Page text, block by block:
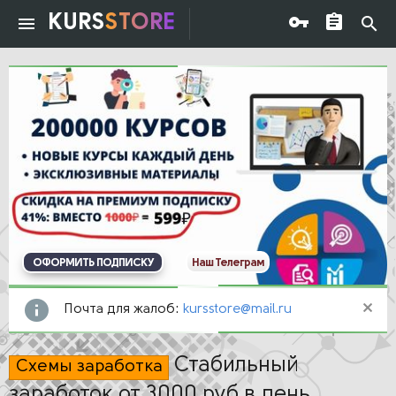
KURSSTORE
ОФОРМИТЬ ПОДПИСКУ Наш Телеграм
Почта для жалоб: kursstore@mail.ru
Схемы заработка Стабильный